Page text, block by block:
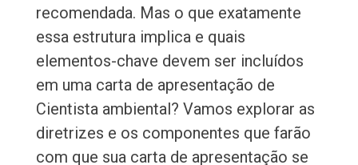
recomendada. Mas o que exatamente
essa estrutura implica e quais
elementos-chave devem ser incluídos
em uma carta de apresentação de
Cientista ambiental? Vamos explorar as
diretrizes e os componentes que farão
com que sua carta de apresentação se